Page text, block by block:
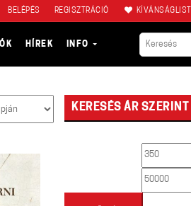
BELÉPÉS REGISZTRÁCIÓ
HÍREK INFO
KERESÉS ÁR SZERINT
Min